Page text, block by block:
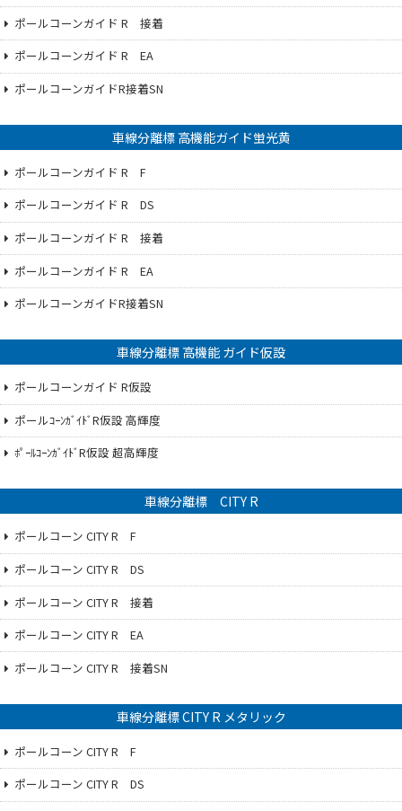
ポールコーンガイド R 接着
ポールコーンガイド R EA
ポールコーンガイドR接着SN
車線分離標 高機能ガイド蛍光黄
ポールコーンガイド R F
ポールコーンガイド R DS
ポールコーンガイド R 接着
ポールコーンガイド R EA
ポールコーンガイドR接着SN
車線分離標 高機能 ガイド仮設
ポールコーンガイド R仮設
ポールｺｰﾝｶﾞｲﾄﾞR仮設 高輝度
ﾎﾟｰﾙｺｰﾝｶﾞｲﾄﾞR仮設 超高輝度
車線分離標 CITY R
ポールコーン CITY R F
ポールコーン CITY R DS
ポールコーン CITY R 接着
ポールコーン CITY R EA
ポールコーン CITY R 接着SN
車線分離標 CITY R メタリック
ポールコーン CITY R F
ポールコーン CITY R DS